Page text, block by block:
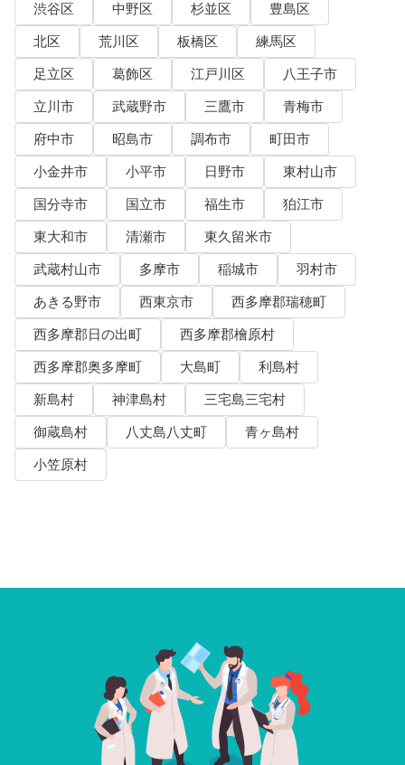
渋谷区
中野区 杉並区
豊島区
北区
荒川区 板橋区
練馬区
足立区
葛飾区 江戸川区
八王子市
立川市
武蔵野市 三鷹市
青梅市
府中市
昭島市 調布市
町田市
小金井市
小平市 日野市
東村山市
国分寺市
国立市 福生市
狛江市
東大和市
清瀬市
東久留米市
武蔵村山市
多摩市 稲城市
羽村市
あきる野市
西東京市
西多摩郡瑞穂町
西多摩郡日の出町
西多摩郡檜原村
西多摩郡奥多摩町
大島町
利島村
新島村
神津島村
三宅島三宅村
御蔵島村
八丈島八丈町
青ヶ島村
小笠原村